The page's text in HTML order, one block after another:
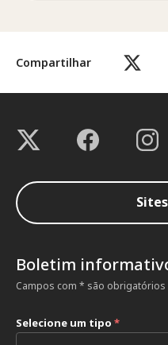
Compartilhar
Boletim
Campos com * são obrigatórios
Selecione um tipo *